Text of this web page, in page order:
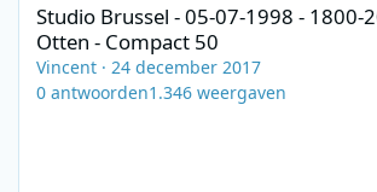
Studio Brussel - 05-07-1998 - 1800-
Otten - Compact 50
Vincent · 24 december 2017
0 antwoorden1.346 weergaven